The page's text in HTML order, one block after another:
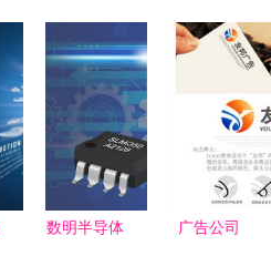
里资源？揭
秘90后设计
师海报的艺
术奇绩',
content
解 如何高
代办服务
数明半导体
广告公司